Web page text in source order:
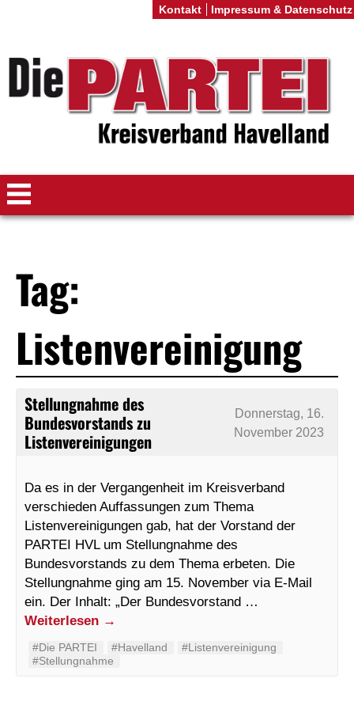
Tag:
Listenvereinigung
Stellungnahme des
Bundesvorstands zu
Listenvereinigungen
Donnerstag, 16.
November 2023
Da es in der Vergangenheit im Kreisverband
verschieden Auffassungen zum Thema
Listenvereinigungen gab, hat der Vorstand der
PARTEI HVL um Stellungnahme des
Bundesvorstands zu dem Thema erbeten. Die
Stellungnahme ging am 15. November via E-Mail
ein. Der Inhalt: „Der Bundesvorstand …
Weiterlesen →
#Die PARTEI #Havelland
#Listenvereinigung
#Stellungnahme
Kontakt Impressum & Datenschutz